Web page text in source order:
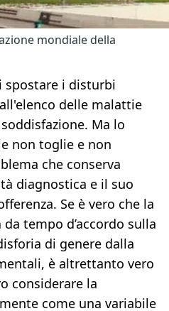
mondiale della
spostare i disturbi
delle malattie
Ma lo
non toglie e non
che conserva
diagnostica e il suo
Se è vero che la
tempo d’accordo sulla
di genere dalla
è altrettanto vero
considerare la
come una variabile